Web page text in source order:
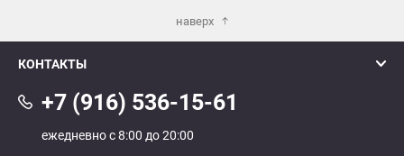
наверх
КОНТАКТЫ
+7 (916) 536-15-61
ежедневно с 8:00 до 20:00